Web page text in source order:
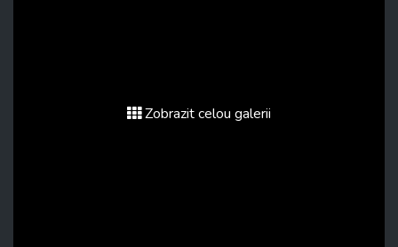
Zobrazit celou galerii